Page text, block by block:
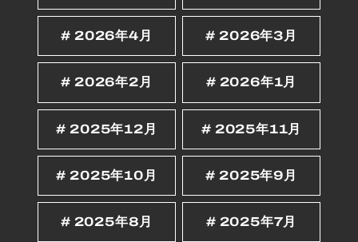
2026年4月 2026年3月
2026年2月 2026年1月
2025年12月 2025年11月
2025年10月 2025年9月
2025年8月 2025年7月